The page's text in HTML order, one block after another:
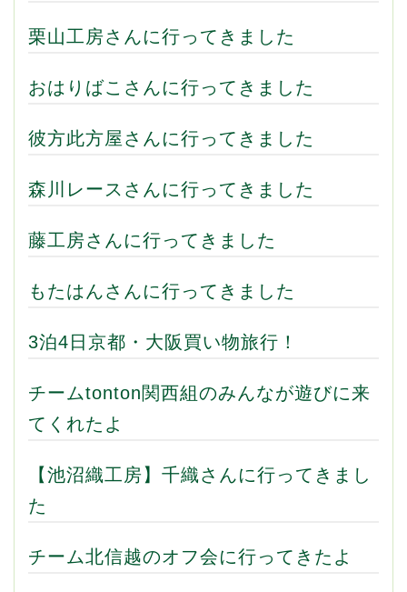
栗山工房さんに行ってきました
おはりばこさんに行ってきました
彼方此方屋さんに行ってきました
森川レースさんに行ってきました
藤工房さんに行ってきました
もたはんさんに行ってきました
3泊4日京都・大阪買い物旅行！
チームtonton関西組のみんなが遊びに来
てくれたよ
【池沼織工房】千織さんに行ってきまし
た
チーム北信越のオフ会に行ってきたよ